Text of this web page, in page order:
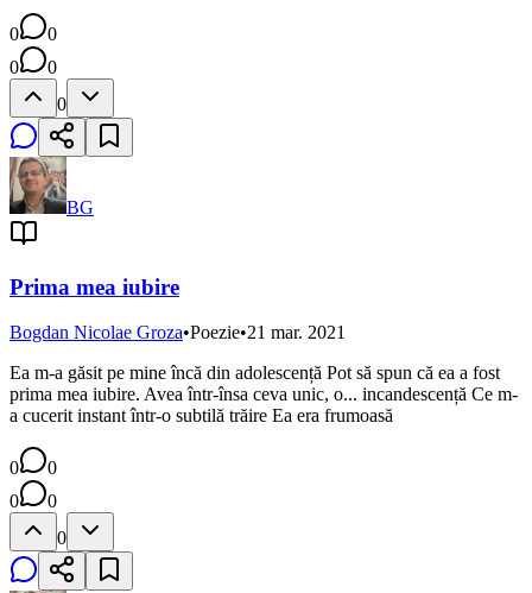
0
0
0
0
0
BG
Prima mea iubire
Bogdan Nicolae Groza•Poezie•21 mar. 2021
Ea m-a găsit pe mine încă din adolescență Pot să spun că ea a fost
prima mea iubire. Avea într-însa ceva unic, o... incandescență Ce m-
a cucerit instant într-o subtilă trăire Ea era frumoasă
0
0
0
0
0